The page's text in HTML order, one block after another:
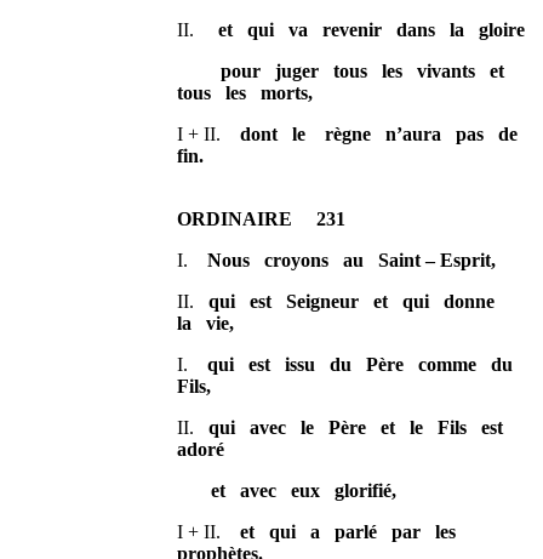
II.et qui va revenir dans la gloire
pour juger tous les vivants et
tous les morts,
I + II.dont le règne n’aura pas de
fin.
ORDINAIRE 231
I.Nous croyons au Saint – Esprit,
II.qui est Seigneur et qui donne
la vie,
I.qui est issu du Père comme du
Fils,
II.qui avec le Père et le Fils est
adoré
et avec eux glorifié,
I + II.et qui a parlé par les
prophètes.